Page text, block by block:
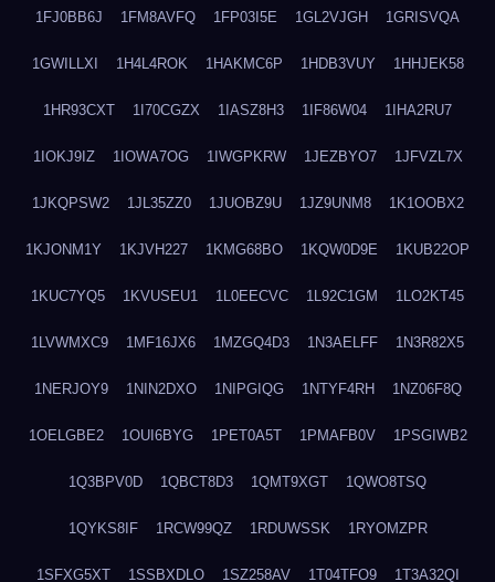
1FJ0BB6J 1FM8AVFQ 1FP03I5E 1GL2VJGH 1GRISVQA
1GWILLXI 1H4L4ROK 1HAKMC6P 1HDB3VUY 1HHJEK58
1HR93CXT 1I70CGZX 1IASZ8H3 1IF86W04 1IHA2RU7
1IOKJ9IZ 1IOWA7OG 1IWGPKRW 1JEZBYO7 1JFVZL7X
1JKQPSW2 1JL35ZZ0 1JUOBZ9U 1JZ9UNM8 1K1OOBX2
1KJONM1Y 1KJVH227 1KMG68BO 1KQW0D9E 1KUB22OP
1KUC7YQ5 1KVUSEU1 1L0EECVC 1L92C1GM 1LO2KT45
1LVWMXC9 1MF16JX6 1MZGQ4D3 1N3AELFF 1N3R82X5
1NERJOY9 1NIN2DXO 1NIPGIQG 1NTYF4RH 1NZ06F8Q
1OELGBE2 1OUI6BYG 1PET0A5T 1PMAFB0V 1PSGIWB2
1Q3BPV0D 1QBCT8D3 1QMT9XGT 1QWO8TSQ
1QYKS8IF 1RCW99QZ 1RDUWSSK 1RYOMZPR
1SFXG5XT 1SSBXDLO 1SZ258AV 1T04TFO9 1T3A32QI